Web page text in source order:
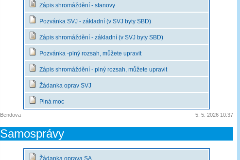
Zápis shromáždění - stanovy
Pozvánka SVJ - základní (v SVJ byty SBD)
Zápis shromáždění - základní (v SVJ byty SBD)
Pozvánka -plný rozsah, můžete upravit
Zápis shromáždění - plný rozsah, můžete upravit
Žádanka oprav SVJ
Plná moc
Bendova 5. 5. 2026 10:37
Samosprávy
Žádanka oprava SA